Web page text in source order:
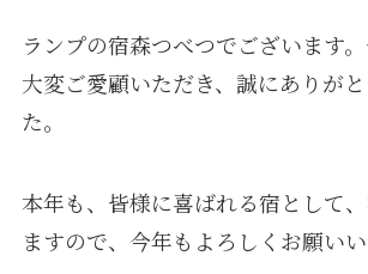
ランプの宿森つべつでございます
大変ご愛顧いただき、誠にありが
た。
本年も、皆様に喜ばれる宿として
ますので、今年もよろしくお願いい